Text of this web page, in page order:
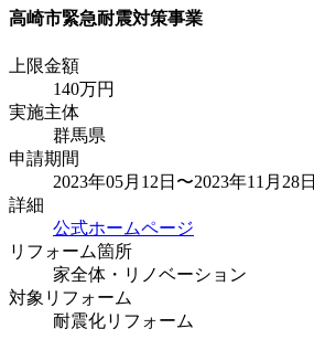
高崎市緊急耐震対策事業
上限金額
140万円
実施主体
群馬県
申請期間
2023年05月12日〜2023年11月28日
詳細
公式ホームページ
リフォーム箇所
家全体・リノベーション
対象リフォーム
耐震化リフォーム